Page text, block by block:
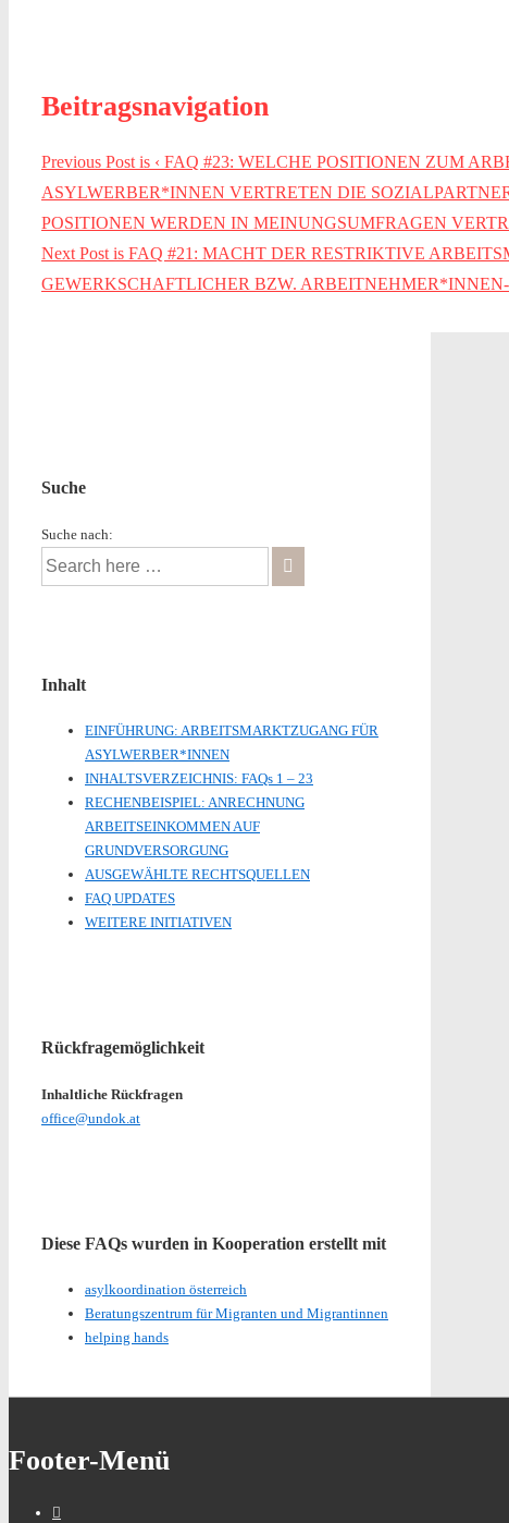
Beitragsnavigation
Previous Post is ‹ FAQ #23: WELCHE POSITIONEN ZUM
ASYLWERBER*INNEN VERTRETEN DIE
POSITIONEN WERDEN IN MEINUNGSUMFRAGEN
Next Post is FAQ #21: MACHT DER RESTRIKTIVE
GEWERKSCHAFTLICHER BZW. ARBEITNEHMER*INNEN-
Suche
Suche nach:
Inhalt
EINFÜHRUNG: ARBEITSMARKTZUGANG FÜR
ASYLWERBER*INNEN
INHALTSVERZEICHNIS: FAQs 1 – 23
RECHENBEISPIEL: ANRECHNUNG
ARBEITSEINKOMMEN AUF
GRUNDVERSORGUNG
AUSGEWÄHLTE RECHTSQUELLEN
FAQ UPDATES
WEITERE INITIATIVEN
Rückfragemöglichkeit
Inhaltliche Rückfragen
office@undok.at
Diese FAQs wurden in Kooperation erstellt mit
asylkoordination österreich
Beratungszentrum für Migranten und Migrantinnen
helping hands
Footer-Menü